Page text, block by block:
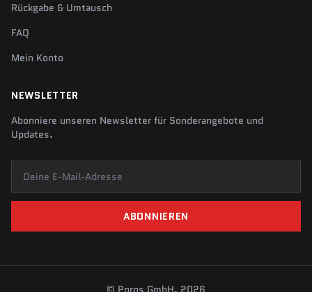
Rückgabe & Umtausch
FAQ
Mein Konto
NEWSLETTER
Abonniere unseren Newsletter für Sonderangebote und
Updates.
Deine E-Mail-Adresse
ABONNIEREN
© Poros GmbH, 2026